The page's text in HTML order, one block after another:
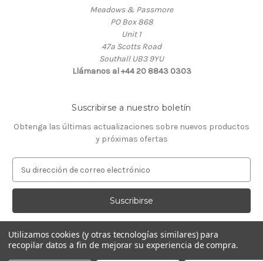
Meadows & Passmore
PO Box 868
Unit 1
47a Scotts Road
Southall UB3 9YU
Llámanos al +44 20 8843 0303
Suscribirse a nuestro boletín
Obtenga las últimas actualizaciones sobre nuevos productos
y próximas ofertas
r
c
i
ó
© 2026 Almacén de Relojeros
Utilizamos cookies (y otras tecnologías similares) para
recopilar datos a fin de mejorar su experiencia de compra.